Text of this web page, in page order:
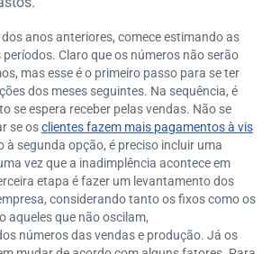
anos anteriores, comece estimando as
Claro que os números não serão
mas esse é o primeiro passo para se ter
dos meses seguintes. Na sequência, é
se espera receber pelas vendas. Não se
se osclientes fazem mais pagamentos à vis
à segunda opção, é preciso incluir uma
vez que a inadimplência acontece em
etapa é fazer um levantamento dos
considerando tanto os fixos como os
aqueles que não oscilam,
números das vendas e produção. Já os